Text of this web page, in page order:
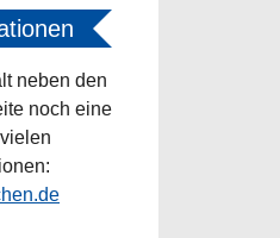
neben den
noch eine